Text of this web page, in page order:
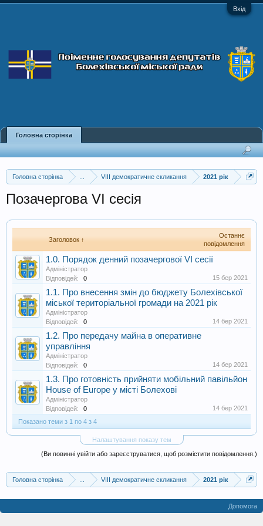
Вхід
Головна сторінка VIII демократичне скликання 2021 рік
Позачергова VI сесія
Заголовок ↑
Останнє
повідомлення
1.0. Порядок денний позачергової VI сесії
Адміністратор
Відповідей:
0 15 бер 2021
1.1. Про внесення змін до бюджету Болехівської
міської територіальної громади на 2021 рік
Адміністратор
Відповідей:
0 14 бер 2021
1.2. Про передачу майна в оперативне
управління
Адміністратор
Відповідей:
0 14 бер 2021
1.3. Про готовність прийняти мобільний павільйон
House of Europe у місті Болехові
Адміністратор
Відповідей:
0
14 бер 2021
Показано теми з 1 по 4 з 4
Налаштування показу тем
(Ви повинні увійти або зареєструватися, щоб розмістити повідомлення.)
Головна сторінка VIII демократичне скликання 2021 рік
Головна сторінка
Допомога